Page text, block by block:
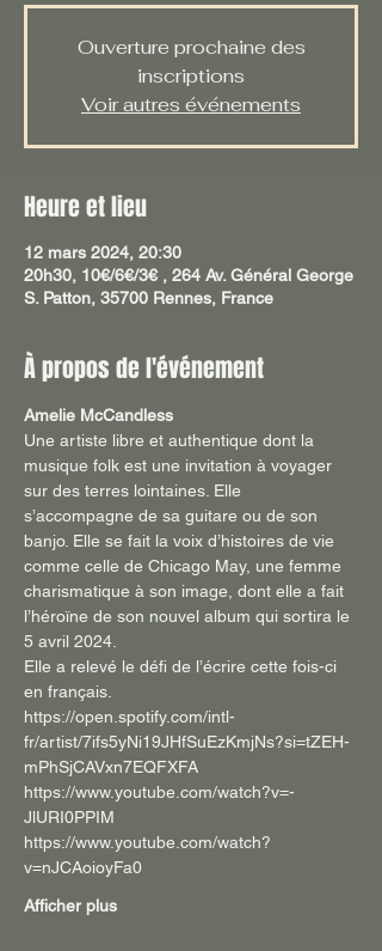
Ouverture prochaine des
inscriptions
Voir autres événements
Heure et lieu
12 mars 2024, 20:30
20h30, 10€/6€/3€ , 264 Av. Général George
S. Patton, 35700 Rennes, France
À propos de l'événement
Amelie McCandless
Une artiste libre et authentique dont la
musique folk est une invitation à voyager
sur des terres lointaines. Elle
s’accompagne de sa guitare ou de son
banjo. Elle se fait la voix d’histoires de vie
comme celle de Chicago May, une femme
charismatique à son image, dont elle a fait
l’héroïne de son nouvel album qui sortira le
5 avril 2024.
Elle a relevé le défi de l’écrire cette fois-ci
en français.
https://open.spotify.com/intl-
fr/artist/7ifs5yNi19JHfSuEzKmjNs?si=tZEH-
mPhSjCAVxn7EQFXFA
https://www.youtube.com/watch?v=-
JlURI0PPIM
https://www.youtube.com/watch?
v=nJCAoioyFa0
Afficher plus